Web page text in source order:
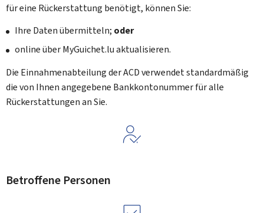
für eine Rückerstattung benötigt, können Sie:
Ihre Daten übermitteln; oder
online überMyGuichet.lu aktualisieren.
Die Einnahmenabteilung der ACD verwendet standardmäßig
die von Ihnen angegebene Bankkontonummer für alle
Rückerstattungen an Sie.
Betroffene Personen